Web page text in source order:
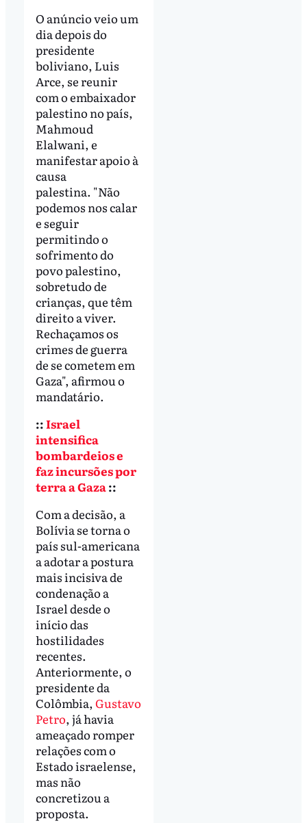
O anúncio veio um
dia depois do
presidente
boliviano, Luis
Arce, se reunir
com o embaixador
palestino no país,
Mahmoud
Elalwani, e
manifestar apoio à
causa
palestina. "Não
podemos nos calar
e seguir
permitindo o
sofrimento do
povo palestino,
sobretudo de
crianças, que têm
direito a viver.
Rechaçamos os
crimes de guerra
de se cometem em
Gaza", afirmou o
mandatário.
::Israel
intensifica
bombardeios e
faz incursões por
terra a Gaza::
Com a decisão, a
Bolívia se torna o
país sul-americana
a adotar a postura
mais incisiva de
condenação a
Israel desde o
início das
hostilidades
recentes.
Anteriormente, o
presidente da
Colômbia, Gustavo
Petro, já havia
ameaçado romper
relações com o
Estado israelense,
mas não
concretizou a
proposta.